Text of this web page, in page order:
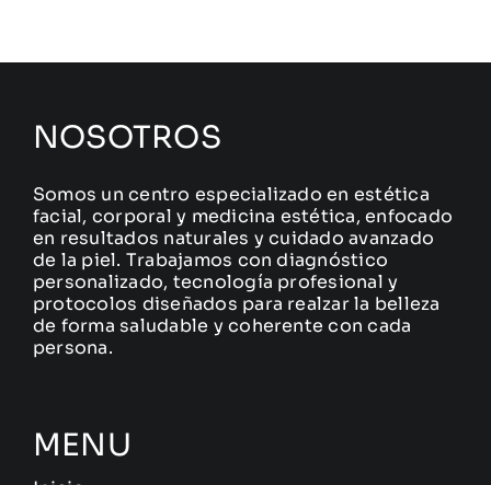
NOSOTROS
Somos un centro especializado en estética
facial, corporal y medicina estética, enfocado
en resultados naturales y cuidado avanzado
de la piel. Trabajamos con diagnóstico
personalizado, tecnología profesional y
protocolos diseñados para realzar la belleza
de forma saludable y coherente con cada
persona.
MENU